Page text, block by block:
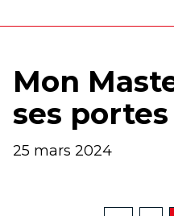
Mon
ses portes
25 mars 2024